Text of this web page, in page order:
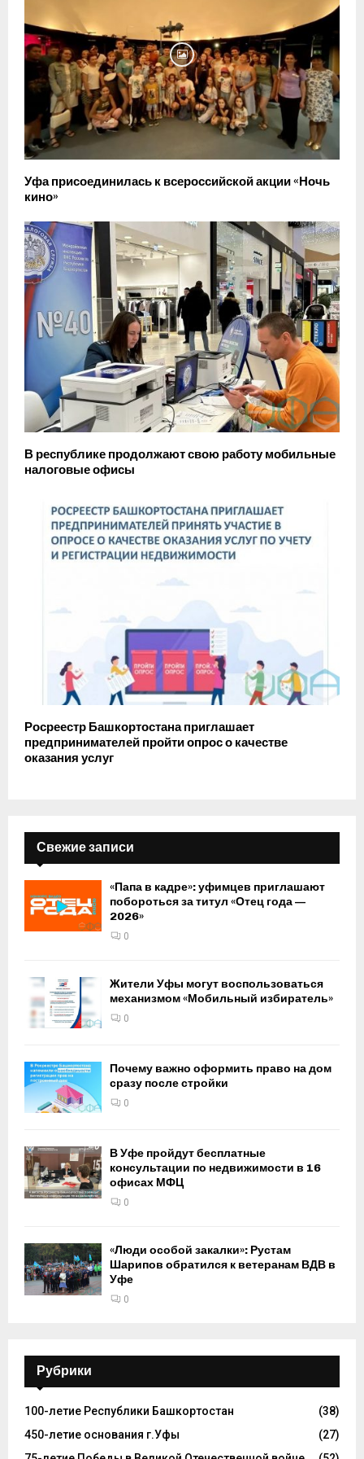
Уфа присоединилась к всероссийской акции «Ночь
кино»
В республике продолжают свою работу мобильные
налоговые офисы
Росреестр Башкортостана приглашает
предпринимателей пройти опрос о качестве
оказания услуг
Свежие записи
«Папа в кадре»: уфимцев приглашают
побороться за титул «Отец года —
2026»
0
Жители Уфы могут воспользоваться
механизмом «Мобильный избиратель»
0
Почему важно оформить право на дом
сразу после стройки
0
В Уфе пройдут бесплатные
консультации по недвижимости в 16
офисах МФЦ
0
«Люди особой закалки»: Рустам
Шарипов обратился к ветеранам ВДВ в
Уфе
0
Рубрики
100-летие Республики Башкортостан
(38)
450-летие основания г.Уфы
(27)